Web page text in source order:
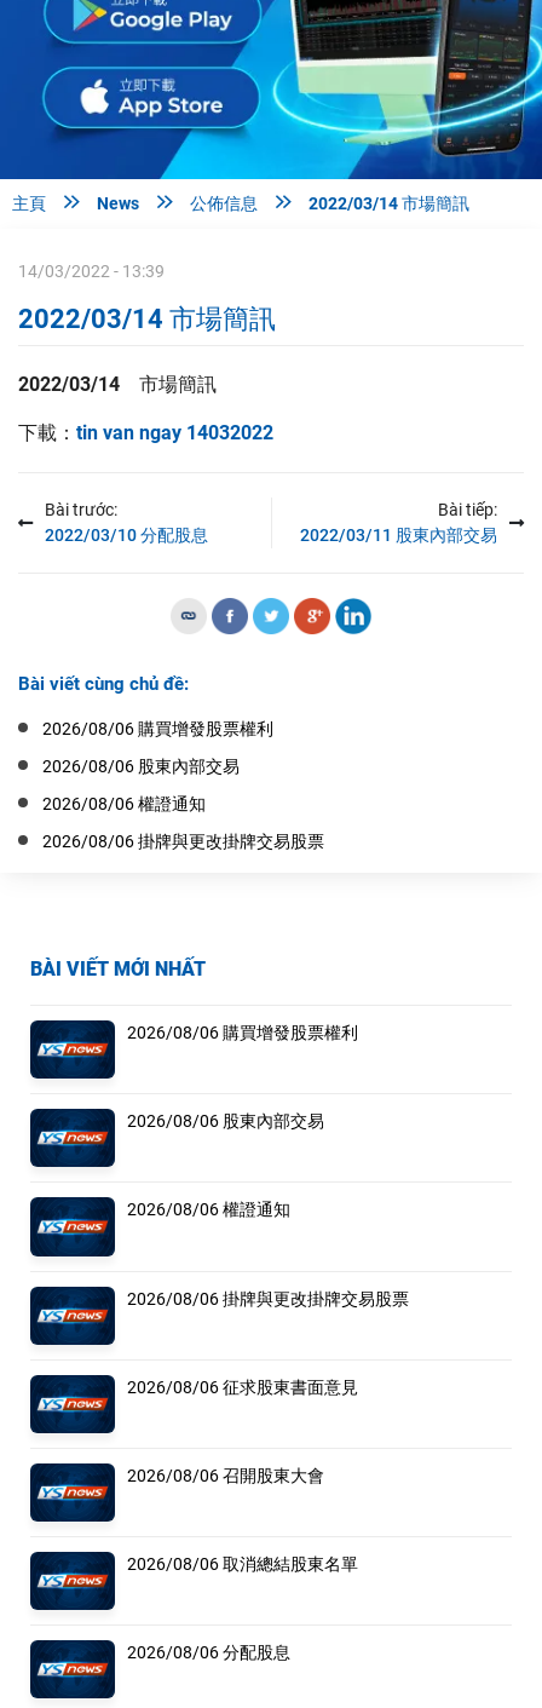
主頁  News  公佈信息  2022/03/14 市場簡訊
BÀI VIẾT MỚI NHẤT
2026/08/06 購買增發股票權利
2026/08/06 股東內部交易
2026/08/06 權證通知
2026/08/06 掛牌與更改掛牌交易股票
2026/08/06 征求股東書面意見
2026/08/06 召開股東大會
2026/08/06 取消總結股東名單
2026/08/06 分配股息
14/03/2022 - 13:39
2022/03/14 市場簡訊
2022/03/14 市場簡訊
下載： tin van ngay 14032022
Bài trước:
2022/03/10 分配股息
Bài tiếp:
2022/03/11 股東內部交易
Bài viết cùng chủ đề:
2026/08/06 購買增發股票權利
2026/08/06 股東內部交易
2026/08/06 權證通知
2026/08/06 掛牌與更改掛牌交易股票